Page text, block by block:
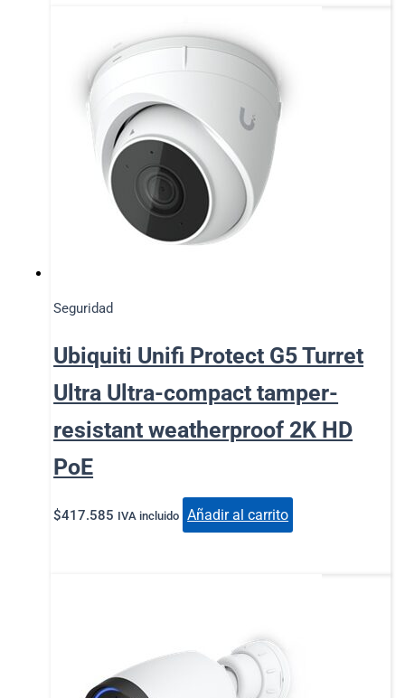
Seguridad
Ubiquiti Unifi Protect G5 Turret
Ultra Ultra-compact tamper-
resistant weatherproof 2K HD
PoE
$417.585 IVA incluido Añadir al carrito